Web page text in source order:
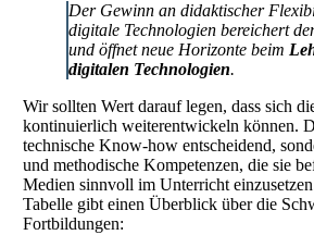
Der Gewinn an didaktischer
digitale Technologien bereichert
und öffnet neue Horizonte beim
digitalen Technologien.
Wir sollten Wert darauf legen, dass sich
kontinuierlich weiterentwickeln können.
technische Know-how entscheidend,
und methodische Kompetenzen, die sie
Medien sinnvoll im Unterricht
Tabelle gibt einen Überblick über die
Fortbildungen: